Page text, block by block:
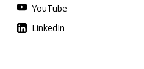
YouTube
LinkedIn